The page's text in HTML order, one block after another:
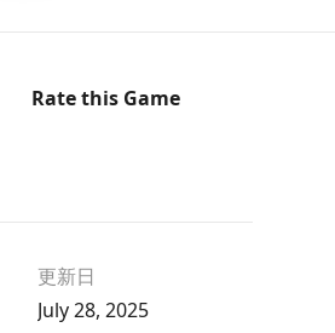
Rate this Game
更新日
July 28, 2025